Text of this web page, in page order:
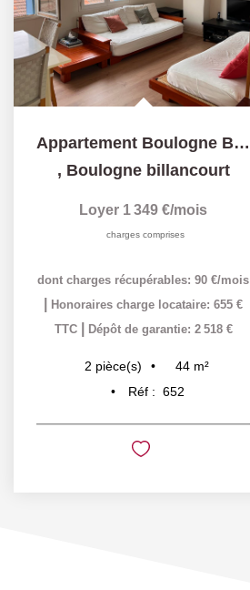
Appartement Boulogne Billancourt 2 pièce(s) 44 m2
, Boulogne billancourt
Loyer 1 349 €/mois
charges comprises
dont charges récupérables: 90 €/mois
Honoraires charge locataire: 655 €
TTC
Dépôt de garantie: 2 518 €
2 pièce(s) 44 m²
Réf : 652